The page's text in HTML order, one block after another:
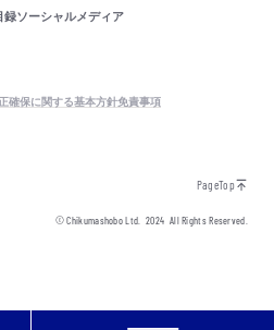
録ソーシャルメディア
確保に関する基本方針免責事項
PageTop
© Chikumashobo Ltd.2024 All Rights Reserved.